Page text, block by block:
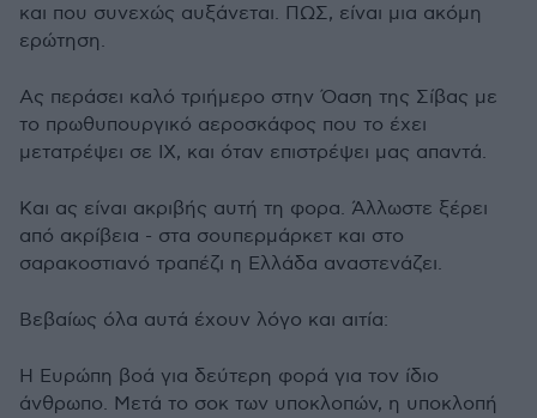
και που συνεχώς αυξάνεται. ΠΩΣ, είναι μια ακόμη
ερώτηση.
Ας περάσει καλό τριήμερο στην Όαση της Σίβας με
το πρωθυπουργικό αεροσκάφος που το έχει
μετατρέψει σε ΙΧ, και όταν επιστρέψει μας απαντά.
Και ας είναι ακριβής αυτή τη φορα. Άλλωστε ξέρει
από ακρίβεια - στα σουπερμάρκετ και στο
σαρακοστιανό τραπέζι η Ελλάδα αναστενάζει.
Βεβαίως όλα αυτά έχουν λόγο και αιτία:
Η Ευρώπη βοά για δεύτερη φορά για τον ίδιο
άνθρωπο. Μετά το σοκ των υποκλοπών, η υποκλοπή